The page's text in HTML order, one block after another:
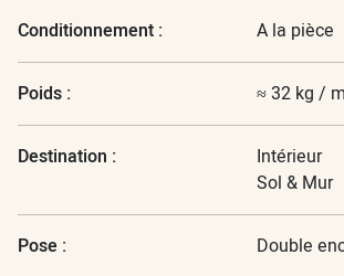
Conditionnement : A la pièce
Poids : ≈ 32 kg /
Destination :
Intérieur
Sol & Mur
Pose : Double